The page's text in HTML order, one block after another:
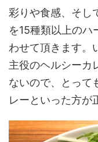
彩りや食感、そし
を15種類以上のハ
わせて頂きます。
主役のヘルシーカ
ないので、とって
レーといった方が